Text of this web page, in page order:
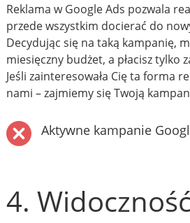
Reklama w Google Ads pozwala
przede wszystkim docierać do
Decydując się na taką kampanię,
miesięczny budżet, a płacisz tylko
Jeśli zainteresowała Cię ta forma
nami – zajmiemy się Twoją
Aktywne kampanie
4. Widoczność